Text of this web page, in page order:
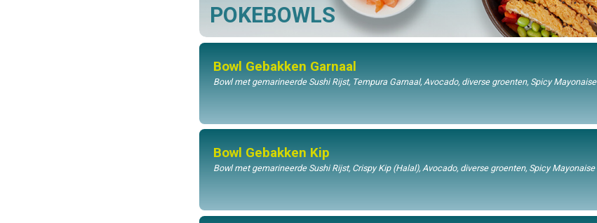
POKEBOWLS
Bowl Gebakken Garnaal
Bowl met gemarineerde Sushi Rijst, Tempura Garnaal, Avocado, diverse groenten, Spicy Mayonaise
Bowl Gebakken Kip
Bowl met gemarineerde Sushi Rijst, Crispy Kip (Halal), Avocado, diverse groenten, Spicy Mayonaise